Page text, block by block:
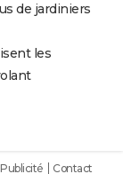
de jardiniers
les
Publicité Contact